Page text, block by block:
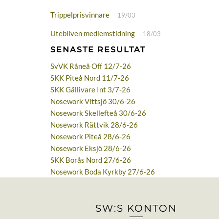
Trippelprisvinnare 19/03
Utebliven medlemstidning 18/03
SENASTE RESULTAT
SvVK Råneå Off 12/7-26
SKK Piteå Nord 11/7-26
SKK Gällivare Int 3/7-26
Nosework Vittsjö 30/6-26
Nosework Skellefteå 30/6-26
Nosework Rättvik 28/6-26
Nosework Piteå 28/6-26
Nosework Eksjö 28/6-26
SKK Borås Nord 27/6-26
Nosework Boda Kyrkby 27/6-26
SW:S KONTON